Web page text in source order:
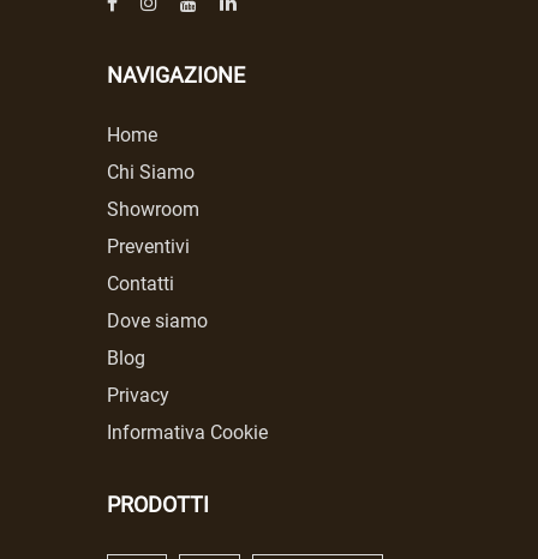
NAVIGAZIONE
Home
Chi Siamo
Showroom
Preventivi
Contatti
Dove siamo
Blog
Privacy
Informativa Cookie
PRODOTTI